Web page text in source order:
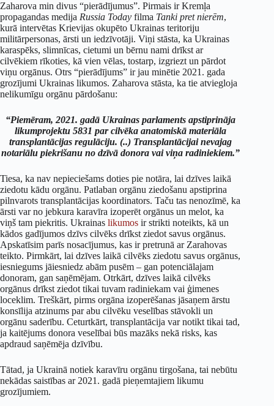
Zaharova min divus “pierādījumus”. Pirmais ir Kremļa
propagandas medija Russia Today filma Tanki pret nierēm,
kurā intervētas Krievijas okupēto Ukrainas teritoriju
militārpersonas, ārsti un iedzīvotāji. Viņi stāsta, ka Ukrainas
karaspēks, slimnīcas, cietumi un bērnu nami drīkst ar
cilvēkiem rīkoties, kā vien vēlas, tostarp, izgriezt un pārdot
viņu orgānus. Otrs “pierādījums” ir jau minētie 2021. gada
grozījumi Ukrainas likumos. Zaharova stāsta, ka tie atviegloja
nelikumīgu orgānu pārdošanu:
“Piemēram, 2021. gadā Ukrainas parlaments apstiprināja
likumprojektu 5831 par cilvēka anatomiskā materiāla
transplantācijas regulāciju. (..) Transplantācijai nevajag
notariālu piekrišanu no dzīvā donora vai viņa radiniekiem.”
Tiesa, ka nav nepieciešams doties pie notāra, lai dzīves laikā
ziedotu kādu orgānu. Patlaban orgānu ziedošanu apstiprina
pilnvarots transplantācijas koordinators. Taču tas nenozīmē, ka
ārsti var no jebkura karavīra izoperēt orgānus un melot, ka
viņš tam piekritis. Ukrainas likumos ir strikti noteikts, kā un
kādos gadījumos dzīvs cilvēks drīkst ziedot savus orgānus.
Apskatīsim parīs nosacījumus, kas ir pretrunā ar Zarahovas
teikto. Pirmkārt, lai dzīves laikā cilvēks ziedotu savus orgānus,
iesniegums jāiesniedz abām pusēm – gan potenciālajam
donoram, gan saņēmējam. Otrkārt, dzīves laikā cilvēks
orgānus drīkst ziedot tikai tuvam radiniekam vai ģimenes
loceklim. Treškārt, pirms orgāna izoperēšanas jāsaņem ārstu
konsīlija atzinums par abu cilvēku veselības stāvokli un
orgānu saderību. Ceturtkārt, transplantācija var notikt tikai tad,
ja kaitējums donora veselībai būs mazāks nekā risks, kas
apdraud saņēmēja dzīvību.
Tātad, ja Ukrainā notiek karavīru orgānu tirgošana, tai nebūtu
nekādas saistības ar 2021. gadā pieņemtajiem likumu
grozījumiem.